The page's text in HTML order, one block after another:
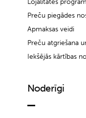
Preču piegādes
Apmaksas veidi
Preču atgriešana
Iekšējās kārtības
Noderīgi